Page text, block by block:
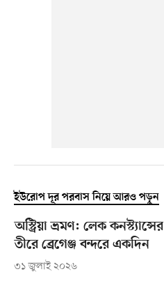
ইউরোপ দূর পরবাস নিয়ে আরও পড়ুন
অস্ট্রিয়া ভ্রমণ: লেক কনস্ট্যান্সের
তীরে ব্রেগেঞ্জ বন্দরে একদিন
৩১ জুলাই ২০২৬